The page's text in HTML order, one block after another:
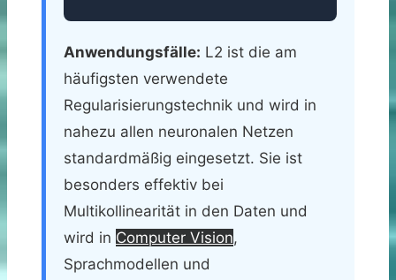
Anwendungsfälle: L2 ist die am
häufigsten verwendete
Regularisierungstechnik und wird in
nahezu allen neuronalen Netzen
standardmäßig eingesetzt. Sie ist
besonders effektiv bei
Multikollinearität in den Daten und
wird in Computer Vision,
Sprachmodellen und